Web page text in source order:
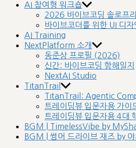
AI 참여형 워크숍
2026 바이브코딩 솔로프
바이브코더를 위한 UI 디
AI Training
NextPlatform 소개
동준상 프로필 (2026)
신간: 바이브코딩 항해일지
NextAI Studio
TitanTrail
TitanTrail: Agentic
트레이딩뷰 입문자용 가이
트레이딩뷰 입문자용 4대
BGM | TimelessVibe by
BGM | 썸머 드라이브 재즈 by